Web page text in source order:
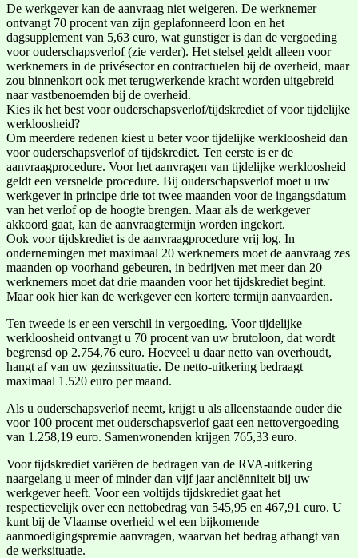
De werkgever kan de aanvraag niet weigeren. De werknemer
ontvangt 70 procent van zijn geplafonneerd loon en het
dagsupplement van 5,63 euro, wat gunstiger is dan de vergoeding
voor ouderschapsverlof (zie verder). Het stelsel geldt alleen voor
werknemers in de privésector en contractuelen bij de overheid, maar
zou binnenkort ook met terugwerkende kracht worden uitgebreid
naar vastbenoemden bij de overheid.
Kies ik het best voor ouderschapsverlof/tijdskrediet of voor tijdelijke
werkloosheid?
Om meerdere redenen kiest u beter voor tijdelijke werkloosheid dan
voor ouderschapsverlof of tijdskrediet. Ten eerste is er de
aanvraagprocedure. Voor het aanvragen van tijdelijke werkloosheid
geldt een versnelde procedure. Bij ouderschapsverlof moet u uw
werkgever in principe drie tot twee maanden voor de ingangsdatum
van het verlof op de hoogte brengen. Maar als de werkgever
akkoord gaat, kan de aanvraagtermijn worden ingekort.
Ook voor tijdskrediet is de aanvraagprocedure vrij log. In
ondernemingen met maximaal 20 werknemers moet de aanvraag zes
maanden op voorhand gebeuren, in bedrijven met meer dan 20
werknemers moet dat drie maanden voor het tijdskrediet begint.
Maar ook hier kan de werkgever een kortere termijn aanvaarden.
Ten tweede is er een verschil in vergoeding. Voor tijdelijke
werkloosheid ontvangt u 70 procent van uw brutoloon, dat wordt
begrensd op 2.754,76 euro. Hoeveel u daar netto van overhoudt,
hangt af van uw gezinssituatie. De netto-uitkering bedraagt
maximaal 1.520 euro per maand.
Als u ouderschapsverlof neemt, krijgt u als alleenstaande ouder die
voor 100 procent met ouderschapsverlof gaat een nettovergoeding
van 1.258,19 euro. Samenwonenden krijgen 765,33 euro.
Voor tijdskrediet variëren de bedragen van de RVA-uitkering
naargelang u meer of minder dan vijf jaar anciënniteit bij uw
werkgever heeft. Voor een voltijds tijdskrediet gaat het
respectievelijk over een nettobedrag van 545,95 en 467,91 euro. U
kunt bij de Vlaamse overheid wel een bijkomende
aanmoedigingspremie aanvragen, waarvan het bedrag afhangt van
de werksituatie.